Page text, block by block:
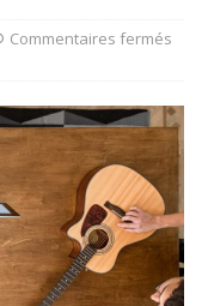
Commentaires fermés